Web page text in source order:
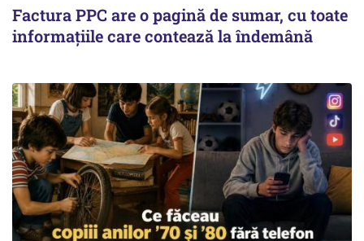
Factura PPC are o pagină de sumar, cu toate
informațiile care contează la îndemână